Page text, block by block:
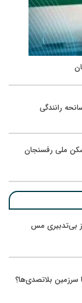
ملی رفسنجان
بی‌تدبیری مس
بلاتصدی‌ها؟